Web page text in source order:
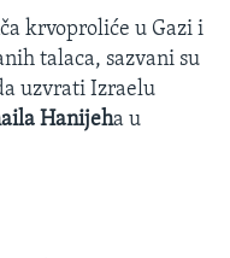
krvoproliće u Gazi i
talaca, sazvani su
uzvrati Izraelu
Hanijeha u